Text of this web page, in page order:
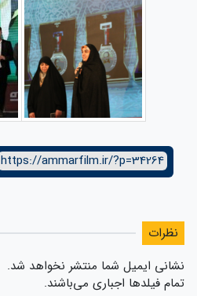
https://ammarfilm.ir/?p=34264
نظرات
نشانی ایمیل شما منتشر نخواهد شد.
تمام فیلدها اجباری می‌باشند.